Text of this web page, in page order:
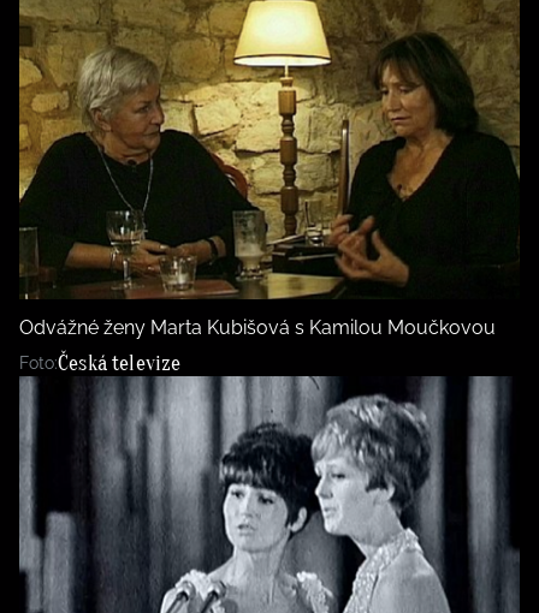
Odvážné ženy Marta Kubišová s Kamilou Moučkovou
Foto:Česká televize